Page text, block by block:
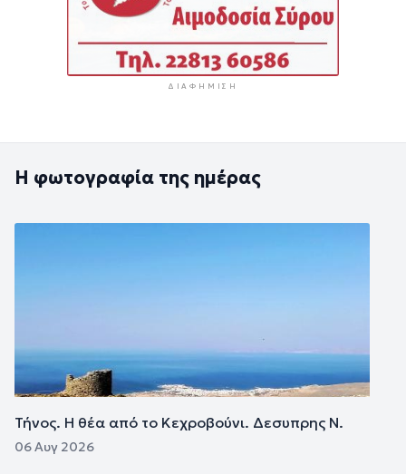
ΔΙΑΦΉΜΙΣΗ
Η φωτογραφία της ημέρας
Τήνος. Η θέα από το Κεχροβούνι. Δεσυπρης Ν.
06 Αυγ 2026